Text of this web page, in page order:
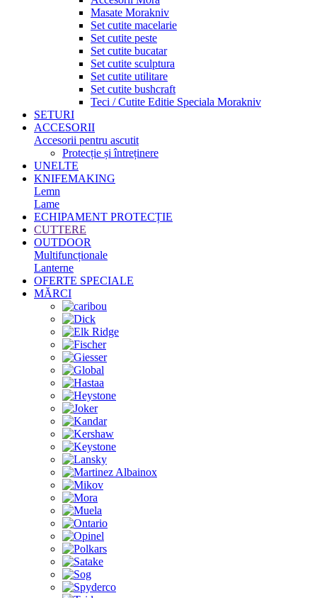
Masate Morakniv
Set cutite macelarie
Set cutite peste
Set cutite bucatar
Set cutite sculptura
Set cutite utilitare
Set cutite bushcraft
Teci / Cutite Editie Speciala Morakniv
SETURI
ACCESORII
Accesorii pentru ascutit
Protecție și întreținere
UNELTE
KNIFEMAKING
Lemn
Lame
ECHIPAMENT PROTECȚIE
CUTTERE
OUTDOOR
Multifuncționale
Lanterne
OFERTE SPECIALE
MĂRCI